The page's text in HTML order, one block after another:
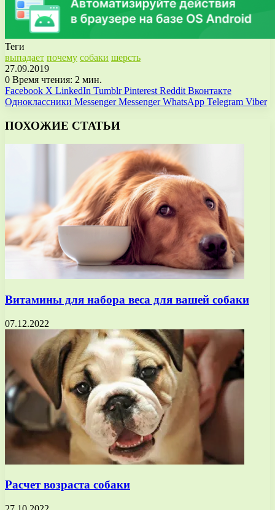
Теги
выпадает почему собаки шерсть
27.09.2019
0 Время чтения: 2 мин.
Facebook X LinkedIn Tumblr Pinterest Reddit Вконтакте
Одноклассники Messenger Messenger WhatsApp Telegram Viber
ПОХОЖИЕ СТАТЬИ
Витамины для набора веса для вашей собаки
07.12.2022
Расчет возраста собаки